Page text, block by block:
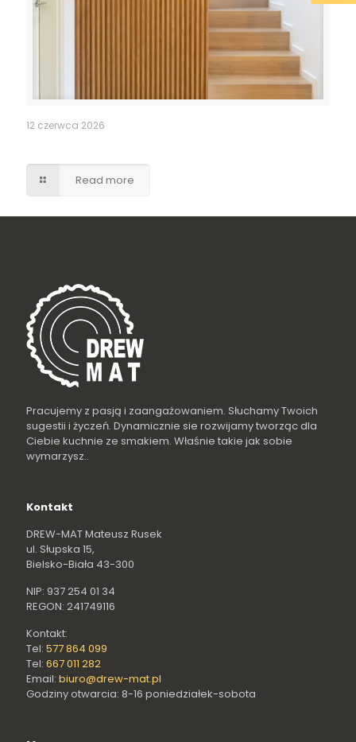
12 czerwca 2026
Read more
Pracujemy z pasją i zaangażowaniem. Słuchamy Twoich
sugestii i życzeń. Dynamicznie sie rozwijamy tworząc dla
Ciebie kuchnie ze smakiem. Właśnie takie jak sobie
wymarzysz..
Kontakt
DREW-MAT Mateusz Rusek
ul. Słupska 15,
Bielsko-Biała 43-300
NIP: 937 254 01 34
REGON: 241749116
Kontakt:
Tel: 577 864 099
Tel: 667 011 282
Email: biuro@drew-mat.pl
Godziny otwarcia: 8-16 poniedziałek-sobota